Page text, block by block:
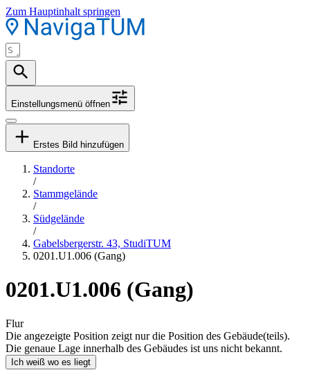
Zum Hauptinhalt springen
Einstellungsmenü öffnen
Erstes Bild hinzufügen
Standorte
/
Stammgelände
/
Südgelände
/
Gabelsbergerstr. 43, StudiTUM
0201.U1.006 (Gang)
0201.U1.006 (Gang)
Flur
Die angezeigte Position zeigt nur die Position des Gebäude(teils).
Die genaue Lage innerhalb des Gebäudes ist uns nicht bekannt.
Ich weiß wo es liegt